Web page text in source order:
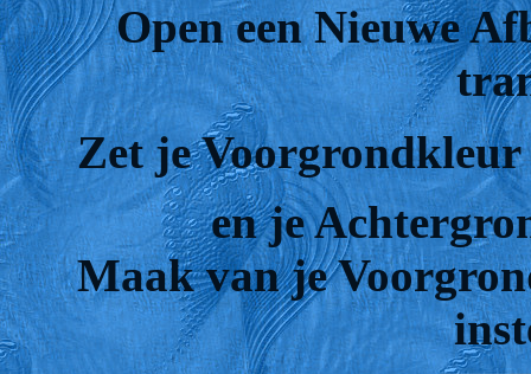
Open een Nieuwe
Zet je
en je
Maak van je